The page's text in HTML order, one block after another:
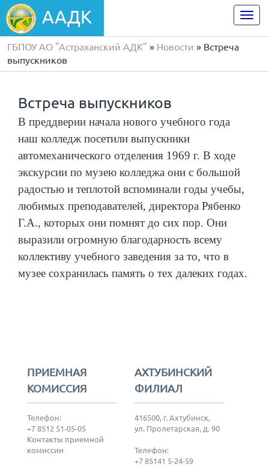
ААДК
ГБПОУ АО "Астраханский АДК" » Новости » Встреча
выпускников
Встреча выпускников
В преддверии начала нового учебного года
наш колледж посетили выпускники
автомеханического отделения 1969 г. В ходе
экскурсии по музею колледжа они с большой
радостью и теплотой вспоминали годы учебы,
любимых преподавателей, директора Рябенко
Г.А., которых они помнят до сих пор. Они
выразили огромную благодарность всему
коллективу учебного заведения за то, что в
музее сохранилась память о тех далеких годах.
ПРИЕМНАЯ
КОМИССИЯ
Телефон:
+7 8512 51-05-05
Контакты приемной
комиссии
АХТУБИНСКИЙ
ФИЛИАЛ
416500, г. Ахтубинск,
ул. Пролетарская, д. 90
Телефон:
+7 85141 5-24-59